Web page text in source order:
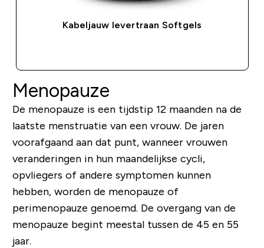
Kabeljauw levertraan Softgels
Menopauze
De menopauze is een tijdstip 12 maanden na de
laatste menstruatie van een vrouw. De jaren
voorafgaand aan dat punt, wanneer vrouwen
veranderingen in hun maandelijkse cycli,
opvliegers of andere symptomen kunnen
hebben, worden de menopauze of
perimenopauze genoemd. De overgang van de
menopauze begint meestal tussen de 45 en 55
jaar.